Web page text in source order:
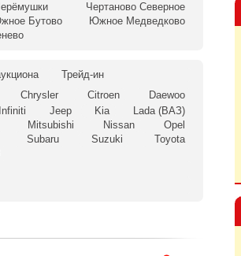
Чертаново Северное
Бутово
Южное Медведково
Трейд-ин
Chrysler Citroen
Daewoo
Infiniti Jeep Kia
Lada (ВАЗ)
Mitsubishi Nissan
Opel
Subaru Suzuki
Toyota